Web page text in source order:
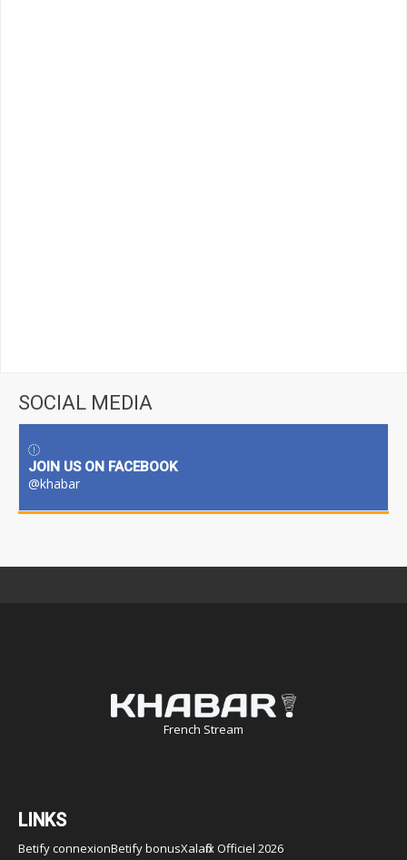
SOCIAL MEDIA
JOIN US ON FACEBOOK
@khabar
French Stream
LINKS
Betify connexionBetify bonusXalaflix Officiel 2026